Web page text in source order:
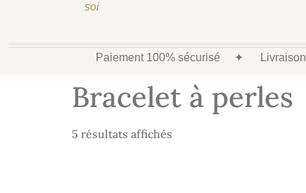
soi
Paiement 100% sécurisé ✦
Bracelet à perles
5 résultats affichés